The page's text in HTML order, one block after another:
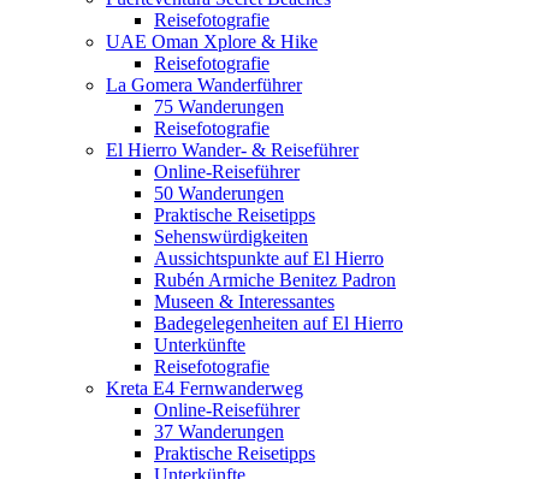
Reisefotografie
UAE Oman Xplore & Hike
Reisefotografie
La Gomera Wanderführer
75 Wanderungen
Reisefotografie
El Hierro Wander- & Reiseführer
Online-Reiseführer
50 Wanderungen
Praktische Reisetipps
Sehenswürdigkeiten
Aussichtspunkte auf El Hierro
Rubén Armiche Benitez Padron
Museen & Interessantes
Badegelegenheiten auf El Hierro
Unterkünfte
Reisefotografie
Kreta E4 Fernwanderweg
Online-Reiseführer
37 Wanderungen
Praktische Reisetipps
Unterkünfte